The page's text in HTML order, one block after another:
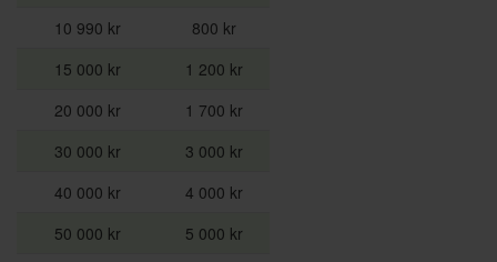
10 990 kr
800 kr
15 000 kr
1 200 kr
20 000 kr
1 700 kr
30 000 kr
3 000 kr
40 000 kr
4 000 kr
50 000 kr
5 000 kr